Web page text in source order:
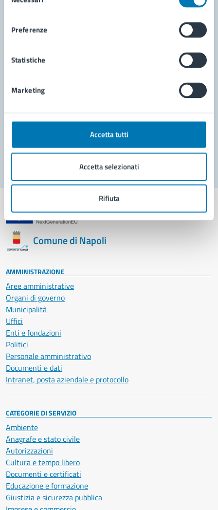
Preferenze
Statistiche
Marketing
Accetta tutti
Accetta selezionati
Rifiuta
Leggi le domande frequenti
Problemi in città
Segnala disservizio
Comune di Napoli
AMMINISTRAZIONE
Aree amministrative
Organi di governo
Municipalità
Uffici
Enti e fondazioni
Politici
Personale amministrativo
Documenti e dati
Intranet, posta aziendale e protocollo
CATEGORIE DI SERVIZIO
Ambiente
Anagrafe e stato civile
Autorizzazioni
Cultura e tempo libero
Documenti e certificati
Educazione e formazione
Giustizia e sicurezza pubblica